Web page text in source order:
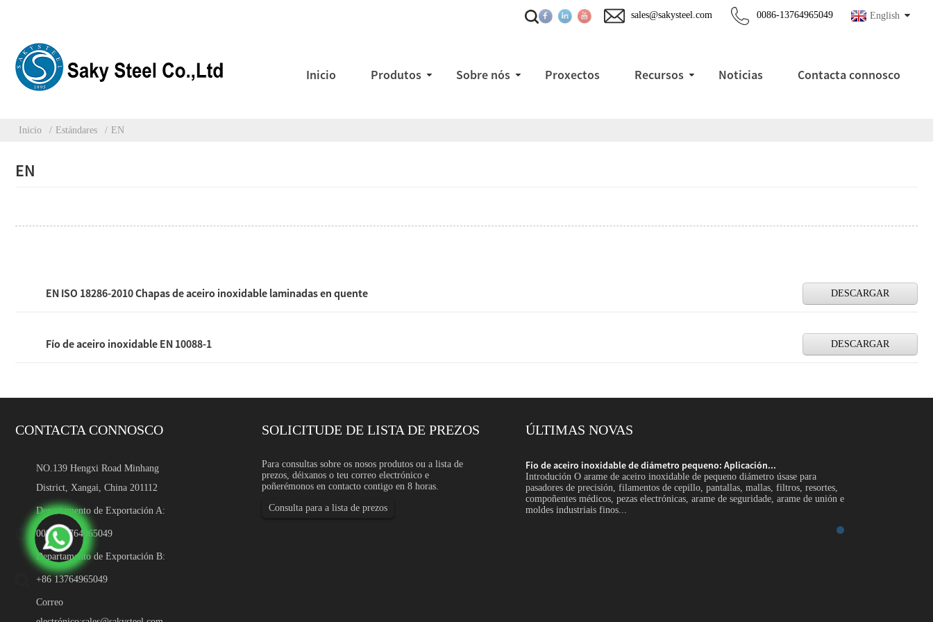
English
0086-13764965049
sales@sakysteel.com
Inicio Produtos Sobre nós Proxectos Recursos Noticias Contacta connosco
Inicio Estándares EN
EN
EN ISO 18286-2010 Chapas de aceiro inoxidable laminadas en quente DESCARGAR
Fío de aceiro inoxidable EN 10088-1 DESCARGAR
CONTACTA CONNOSCO
NO.139 Hengxi Road Minhang
District, Xangai, China 201112
Departamento de Exportación A:
0086-13764965049
Departamento de Exportación B:
+86 13764965049
Correo
SOLICITUDE DE LISTA DE PREZOS
Para consultas sobre os nosos produtos ou a lista de
prezos, déixanos o teu correo electrónico e
poñerémonos en contacto contigo en 8 horas.
Consulta para a lista de prezos
ÚLTIMAS NOVAS
Fío de aceiro inoxidable de diámetro pequeno: Aplicación...
Introdución O arame de aceiro inoxidable de pequeno diámetro úsase para
pasadores de precisión, filamentos de cepillo, pantallas, mallas, filtros, resortes,
moldes industriais finos...
Fío de aceiro inoxidable de diámetro pequeno: Aplicación...
Introdución O arame de aceiro inoxidable de pequeno diámetro úsase para
pasadores de precisión, filamentos de cepillo, pantallas, mallas, filtros, resortes,
compoñentes médicos, pezas electrónicas, arame de seguridade, arame de unión e
moldes industriais finos...